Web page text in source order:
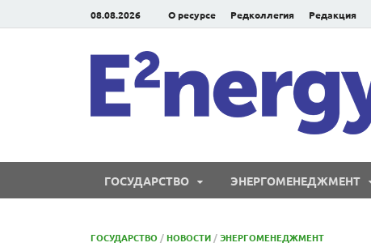
08.08.2026 О ресурсе Редколлегия Редакция
ГОСУДАРСТВО ЭНЕРГОМЕНЕДЖМЕНТ
ГОСУДАРСТВО /НОВОСТИ /ЭНЕРГОМЕНЕДЖМЕНТ